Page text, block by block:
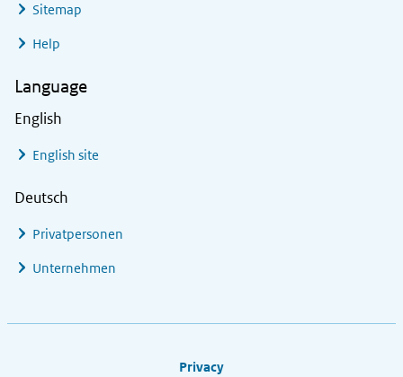
Sitemap
Help
Language
English
English site
Deutsch
Privatpersonen
Unternehmen
Privacy